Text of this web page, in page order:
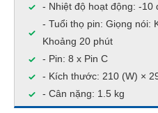
- Nhiệt độ hoạt động: -10
- Tuổi thọ pin: Giọng nói:
Khoảng 20 phút
- Pin: 8 x Pin C
- Kích thước: 210 (W) ×
- Cân nặng: 1.5 kg